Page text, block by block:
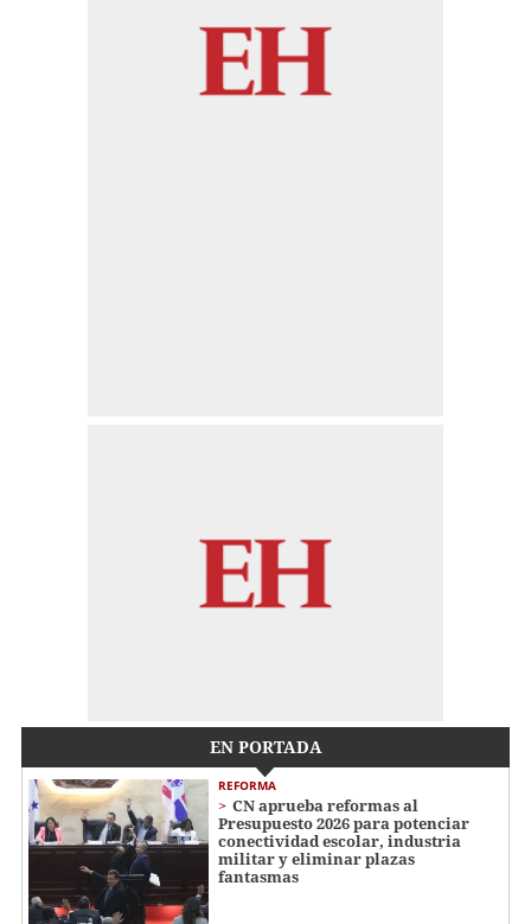
EN PORTADA
REFORMA
CN aprueba reformas al
Presupuesto 2026 para potenciar
conectividad escolar, industria
militar y eliminar plazas
fantasmas